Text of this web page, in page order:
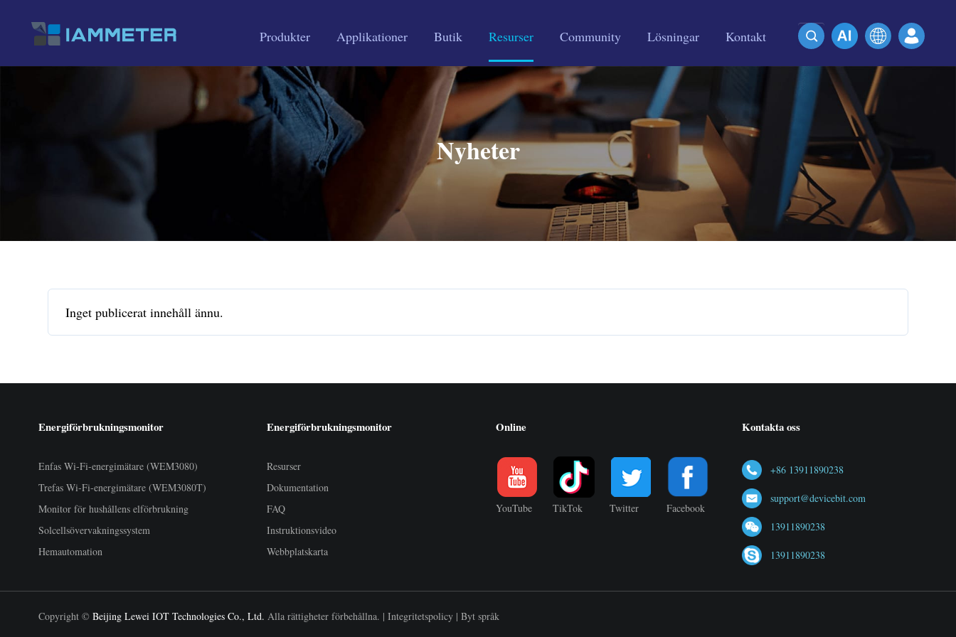
Produkter Applikationer Butik Resurser Community Lösningar Kontakt
Nyheter
Inget publicerat innehåll ännu.
Energiförbrukningsmonitor
Enfas Wi-Fi-energimätare (WEM3080)
Trefas Wi-Fi-energimätare (WEM3080T)
Monitor för hushållens elförbrukning
Solcellsövervakningssystem
Hemautomation
Energiförbrukningsmonitor
Resurser
Dokumentation
FAQ
Instruktionsvideo
Webbplatskarta
Online
YouTube TikTok Twitter Facebook
Kontakta oss
+86 13911890238
support@devicebit.com
13911890238
13911890238
Copyright © Beijing Lewei IOT Technologies Co., Ltd. Alla rättigheter förbehållna. | Integritetspolicy| Byt språk